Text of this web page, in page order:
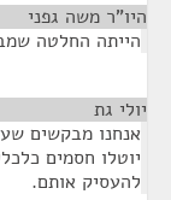
היו"ר משה גפני
הייתה החלטה שמביאים
יולי גת
יוטלו חסמים
להעסיק אותם.